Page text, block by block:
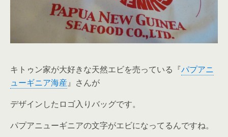
キトゥン家が大好きな天然エビを売っている『パプアニ
ューギニア海産』さんが
デザインしたロゴ入りバッグです。
パプアニューギニアの文字がエビになってるんですね。